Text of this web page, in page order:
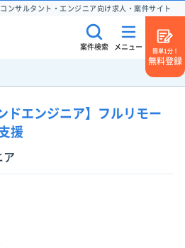
ンサルタント・エンジニア向け求人・案件サイト
案件検索 メニュー
簡単1分！
無料登録
ドエンジニア】フルリモー
援
ア